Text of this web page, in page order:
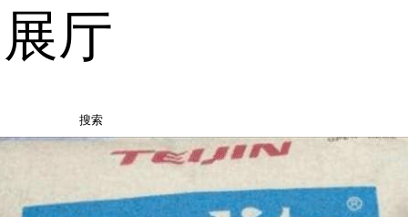
厅
搜索